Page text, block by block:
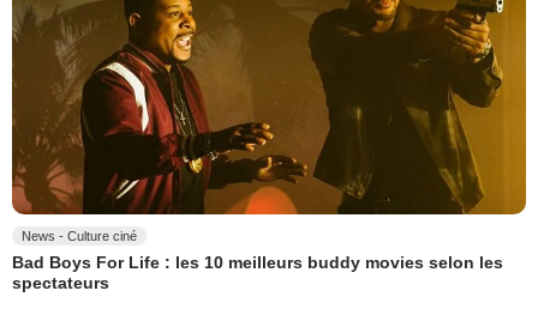
News - Culture ciné
Bad Boys For Life : les 10 meilleurs buddy movies selon les
spectateurs